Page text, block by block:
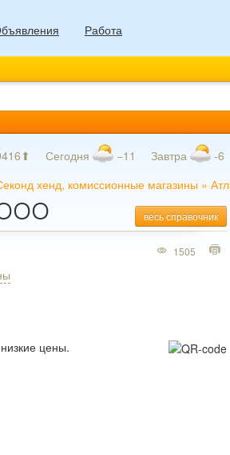
Работа
Сегодня −11 Завтра -6
хенд, комиссионные магазины »
весь справочник
ООО
цены.
1505